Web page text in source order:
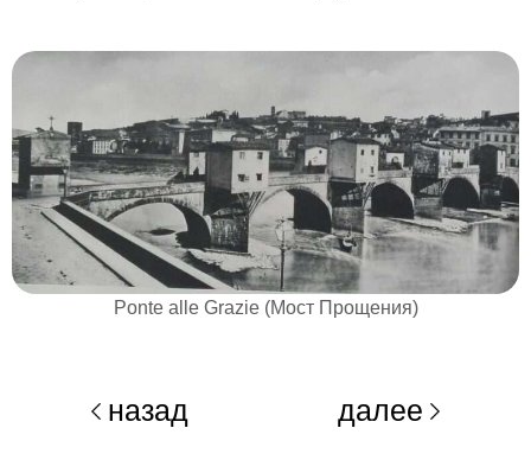
Ponte alle Grazie (Мост Прощения)
назад далее